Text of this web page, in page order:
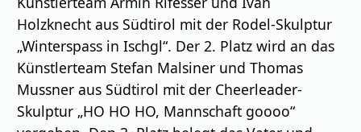
Holzknecht aus Südtirol mit der Rodel-Skulptur
„Winterspass in Ischgl“. Der 2. Platz wird an das
Künstlerteam Stefan Malsiner und Thomas
Mussner aus Südtirol mit der Cheerleader-
Skulptur „HO HO HO, Mannschaft goooo“